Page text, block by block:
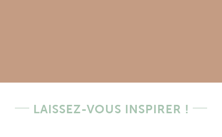
LAISSEZ-VOUS INSPIRER !
Coudes
L’hybridation
pegboard
bois,